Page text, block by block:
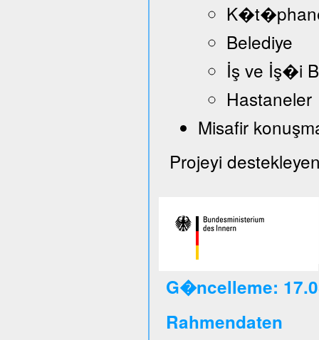
Belediye
İş ve İş�i
Hastaneler
Misafir
Projeyi
G�ncelleme:
Rahmendaten